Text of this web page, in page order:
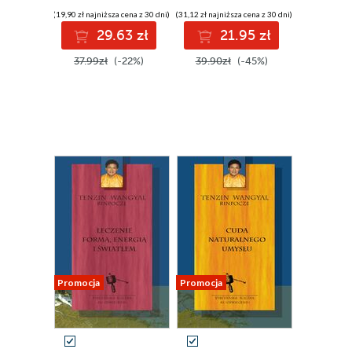
(19,90 zł najniższa cena z 30 dni)
29.63 zł
37.99zł (-22%)
(31,12 zł najniższa cena z 30 dni)
21.95 zł
39.90zł (-45%)
Promocja Promocja